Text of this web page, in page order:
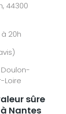
44300
20h
Loire
sûre
Nantes